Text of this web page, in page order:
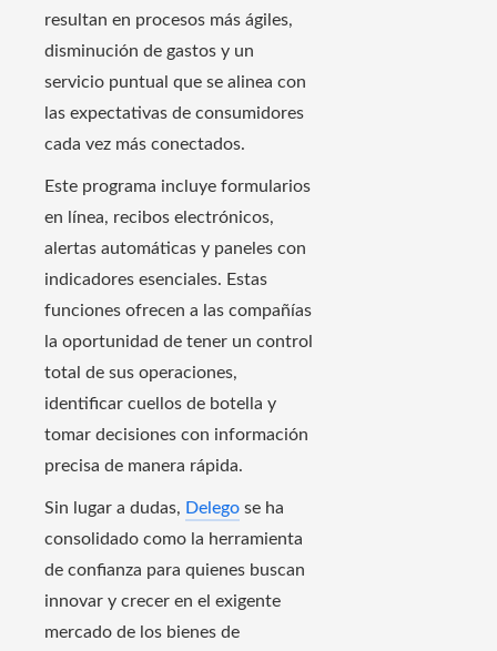
resultan en procesos más ágiles,
disminución de gastos y un
servicio puntual que se alinea con
las expectativas de consumidores
cada vez más conectados.
Este programa incluye formularios
en línea, recibos electrónicos,
alertas automáticas y paneles con
indicadores esenciales. Estas
funciones ofrecen a las compañías
la oportunidad de tener un control
total de sus operaciones,
identificar cuellos de botella y
tomar decisiones con información
precisa de manera rápida.
Sin lugar a dudas, Delego se ha
consolidado como la herramienta
de confianza para quienes buscan
innovar y crecer en el exigente
mercado de los bienes de